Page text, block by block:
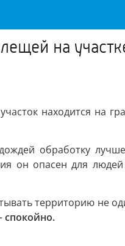
на
находится на
обработку
он опасен для
территорию не
спокойно.